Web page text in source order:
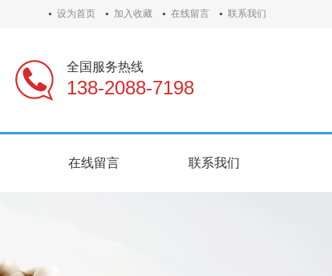
设为首页 加入收藏 在线留言 联系我们
全国服务热线
138-2088-7198
在线留言
在线留言
联系我们
联系我们